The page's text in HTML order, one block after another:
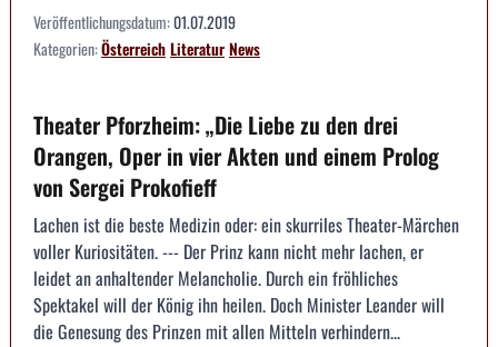
Veröffentlichungsdatum:01.07.2019
Kategorien:ÖsterreichLiteraturNews
Theater Pforzheim: „Die Liebe zu den drei
Orangen, Oper in vier Akten und einem Prolog
von Sergei Prokofieff
Lachen ist die beste Medizin oder: ein skurriles Theater-Märchen
voller Kuriositäten. --- Der Prinz kann nicht mehr lachen, er
leidet an anhaltender Melancholie. Durch ein fröhliches
Spektakel will der König ihn heilen. Doch Minister Leander will
die Genesung des Prinzen mit allen Mitteln verhindern...